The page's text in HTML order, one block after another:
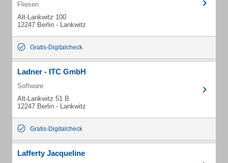
Fliesen
Alt-Lankwitz 100
12247 Berlin - Lankwitz
Gratis-Digitalcheck
Ladner - ITC GmbH
Software
Alt-Lankwitz 51 B
12247 Berlin - Lankwitz
Gratis-Digitalcheck
Lafferty Jacqueline